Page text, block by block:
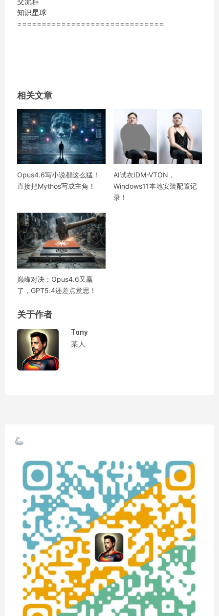
知识星球
==============================
相关文章
Opus4.6写小说都这么猛！
直接把Mythos写成主角！
AI试衣IDM-VTON，
Windows11本地安装配置记
录！
巅峰对决：Opus4.6又赢
了，GPT5.4还差点意思！
关于作者
Tony
某人